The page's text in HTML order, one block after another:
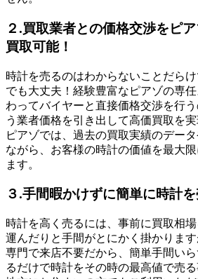
２.買取業者との価格交渉をピ
買取可能！
時計を売るのはわからないことだらけ
でも大丈夫！経験豊富なピアゾの専
わってバイヤーと直接価格交渉を行
う業者価格を引き出して高価買取を実
ピアゾでは、過去の買取実績のデー
ながら、お客様の時計の価値を最大
ます。
３.手間暇かけずに簡単に時計
時計を高く売るには、事前に買取相
運んだりと手間がとにかく掛かりま
専門で来店不要だから、簡単手間い
るだけで時計をその時の最高値で売る